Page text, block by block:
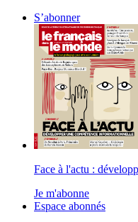
S’abonner
Face à l'actu :
Je m'abonne
Espace abonnés